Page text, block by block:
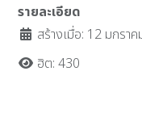
รายละเอียด
สร้างเมื่อ: 12 มกรา
ฮิต: 430